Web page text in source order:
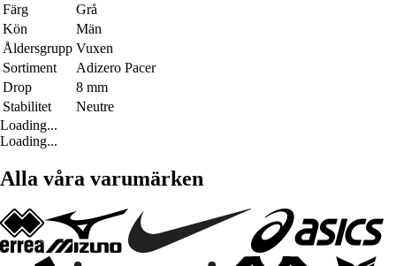
Färg
Grå
Kön
Män
Åldersgrupp Vuxen
Sortiment
Adizero Pacer
Drop
8 mm
Stabilitet
Neutre
Loading...
Loading...
Alla våra varumärken